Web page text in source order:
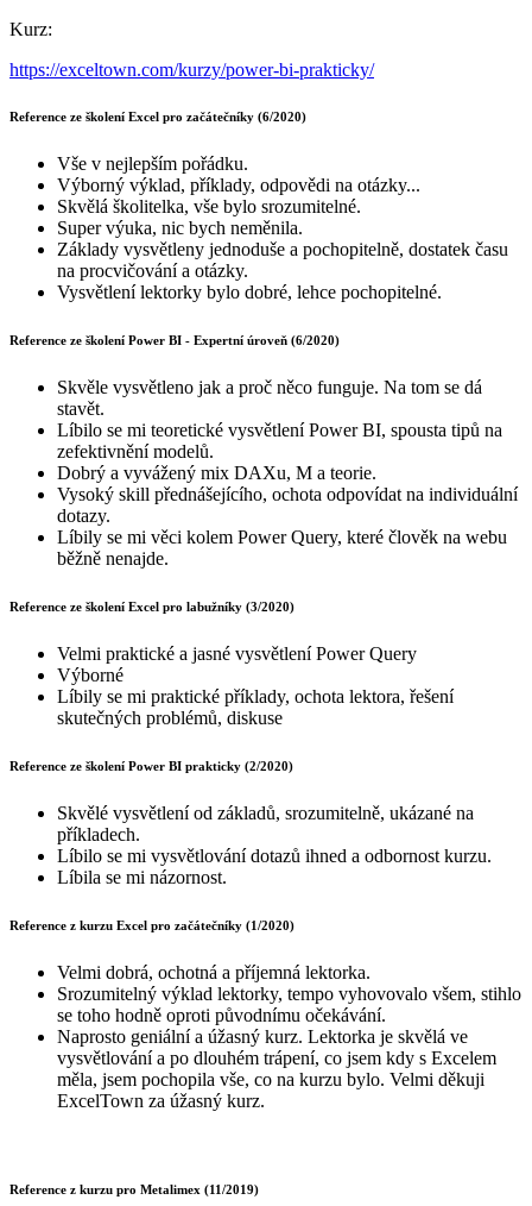
Kurz:
https://exceltown.com/kurzy/power-bi-prakticky/
Reference ze školení Excel pro začátečníky (6/2020)
Vše v nejlepším pořádku.
Výborný výklad, příklady, odpovědi na otázky...
Skvělá školitelka, vše bylo srozumitelné.
Super výuka, nic bych neměnila.
Základy vysvětleny jednoduše a pochopitelně, dostatek času
na procvičování a otázky.
Vysvětlení lektorky bylo dobré, lehce pochopitelné.
Reference ze školení Power BI - Expertní úroveň (6/2020)
Skvěle vysvětleno jak a proč něco funguje. Na tom se dá
stavět.
Líbilo se mi teoretické vysvětlení Power BI, spousta tipů na
zefektivnění modelů.
Dobrý a vyvážený mix DAXu, M a teorie.
Vysoký skill přednášejícího, ochota odpovídat na individuální
dotazy.
Líbily se mi věci kolem Power Query, které člověk na webu
běžně nenajde.
Reference ze školení Excel pro labužníky (3/2020)
Velmi praktické a jasné vysvětlení Power Query
Výborné
Líbily se mi praktické příklady, ochota lektora, řešení
skutečných problémů, diskuse
Reference ze školení Power BI prakticky (2/2020)
Skvělé vysvětlení od základů, srozumitelně, ukázané na
příkladech.
Líbilo se mi vysvětlování dotazů ihned a odbornost kurzu.
Líbila se mi názornost.
Reference z kurzu Excel pro začátečníky (1/2020)
Velmi dobrá, ochotná a příjemná lektorka.
Srozumitelný výklad lektorky, tempo vyhovovalo všem, stihlo
se toho hodně oproti původnímu očekávání.
Naprosto geniální a úžasný kurz. Lektorka je skvělá ve
vysvětlování a po dlouhém trápení, co jsem kdy s Excelem
měla, jsem pochopila vše, co na kurzu bylo. Velmi děkuji
ExcelTown za úžasný kurz.
Reference z kurzu pro Metalimex (11/2019)